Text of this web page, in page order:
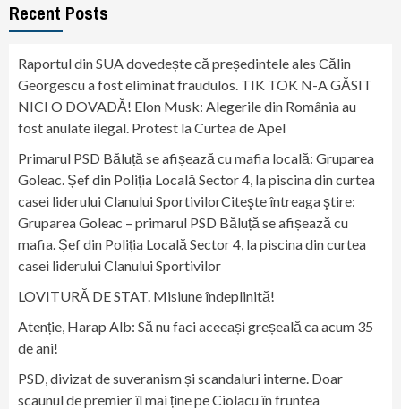
Recent Posts
Raportul din SUA dovedește că președintele ales Călin
Georgescu a fost eliminat fraudulos. TIK TOK N-A GĂSIT
NICI O DOVADĂ! Elon Musk: Alegerile din România au
fost anulate ilegal. Protest la Curtea de Apel
Primarul PSD Băluță se afișează cu mafia locală: Gruparea
Goleac. Șef din Poliția Locală Sector 4, la piscina din curtea
casei liderului Clanului SportivilorCiteşte întreaga ştire:
Gruparea Goleac – primarul PSD Băluță se afișează cu
mafia. Șef din Poliția Locală Sector 4, la piscina din curtea
casei liderului Clanului Sportivilor
LOVITURĂ DE STAT. Misiune îndeplinită!
Atenție, Harap Alb: Să nu faci aceeași greșeală ca acum 35
de ani!
PSD, divizat de suveranism și scandaluri interne. Doar
scaunul de premier îl mai ține pe Ciolacu în fruntea